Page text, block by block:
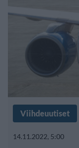
Viihdeuutiset
14.11.2022, 5:00